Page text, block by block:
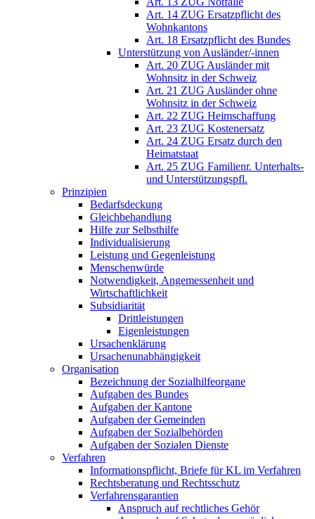
Art. 14 ZUG Ersatzpflicht des
Wohnkantons
Art. 18 Ersatzpflicht des Bundes
Unterstützung von Ausländer/-innen
Art. 20 ZUG Ausländer mit
Wohnsitz in der Schweiz
Art. 21 ZUG Ausländer ohne
Wohnsitz in der Schweiz
Art. 22 ZUG Heimschaffung
Art. 23 ZUG Kostenersatz
Art. 24 ZUG Ersatz durch den
Heimatstaat
Art. 25 ZUG Familienr. Unterhalts-
und Unterstützungspfl.
Prinzipien
Bedarfsdeckung
Gleichbehandlung
Hilfe zur Selbsthilfe
Individualisierung
Leistung und Gegenleistung
Menschenwürde
Notwendigkeit, Angemessenheit und
Wirtschaftlichkeit
Subsidiarität
Drittleistungen
Eigenleistungen
Ursachenklärung
Ursachenunabhängigkeit
Organisation
Bezeichnung der Sozialhilfeorgane
Aufgaben des Bundes
Aufgaben der Kantone
Aufgaben der Gemeinden
Aufgaben der Sozialbehörden
Aufgaben der Sozialen Dienste
Verfahren
Informationspflicht, Briefe für KL im Verfahren
Rechtsberatung und Rechtsschutz
Verfahrensgarantien
Anspruch auf rechtliches Gehör